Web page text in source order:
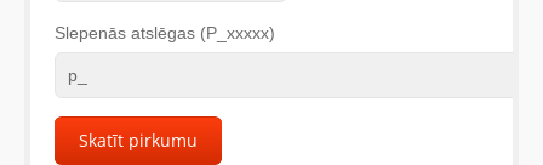
Slepenās atslēgas (P_xxxxx)